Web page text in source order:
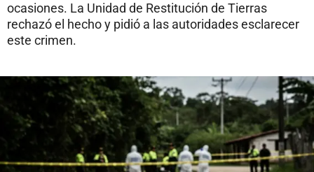
ocasiones. La Unidad de Restitución de Tierras
rechazó el hecho y pidió a las autoridades esclarecer
este crimen.